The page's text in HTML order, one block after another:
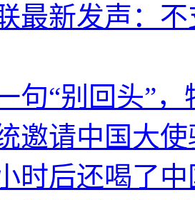
最新发声：
句“别回头”
邀请中国大
时后还喝了